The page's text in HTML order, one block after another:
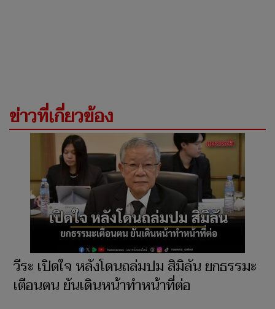
ข่าวที่เกี่ยวข้อง
วีระ เปิดใจ หลังโดนถล่มปม สิมิลัน ยกธรรมะ
เตือนตน ยันเดินหน้าทำหน้าที่ต่อ